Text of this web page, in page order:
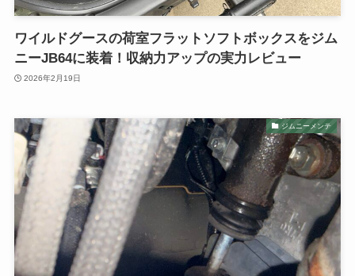
ワイルドグースの荷室フラットソフトボックスをジム
ニーJB64に装着！収納力アップの実力レビュー
2026年2月19日
ジムニーメンテ